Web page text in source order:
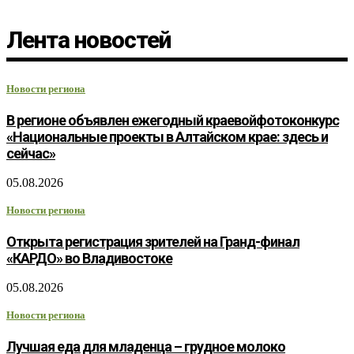
Лента новостей
Новости региона
В регионе объявлен ежегодный краевойфотоконкурс
«Национальные проекты в Алтайском крае: здесь и
сейчас»
05.08.2026
Новости региона
Открыта регистрация зрителей на Гранд-финал
«КАРДО» во Владивостоке
05.08.2026
Новости региона
Лучшая еда для младенца – грудное молоко